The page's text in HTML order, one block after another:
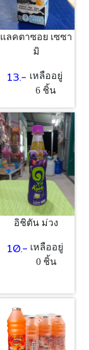
แลคตาซอย เซซา
มิ
13.- เหลืออยู่
6 ชิ้น
อิชิตัน ม่วง
10.- เหลืออยู่
0 ชิ้น